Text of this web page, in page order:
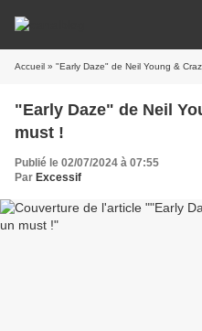
Accueil » "Early Daze" de Neil Young &
"Early Daze" de Neil
must !
Publié le 02/07/2024 à 07:55
Par Excessif